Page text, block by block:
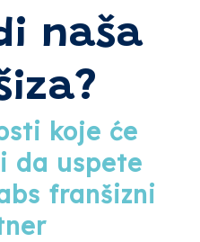
naša
koje će
da uspete
franšizni